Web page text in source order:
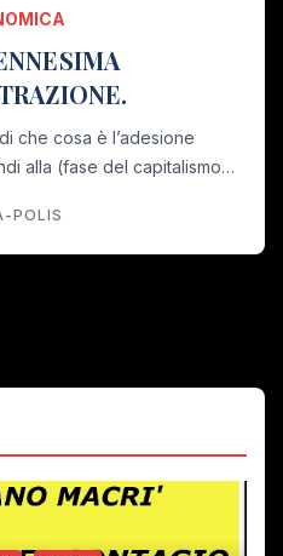
che cosa è l’adesione
alla (fase del capitalismo…
POLIS